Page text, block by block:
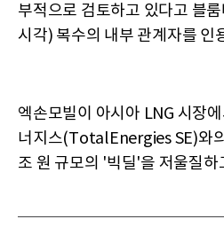
부적으로 검토하고 있다고 블
시각) 복수의 내부 관계자를 인
엑손모빌이 아시아 LNG 시장
너지스(TotalEnergies SE)와
조 원 규모의 '빅딜'을 저울질하